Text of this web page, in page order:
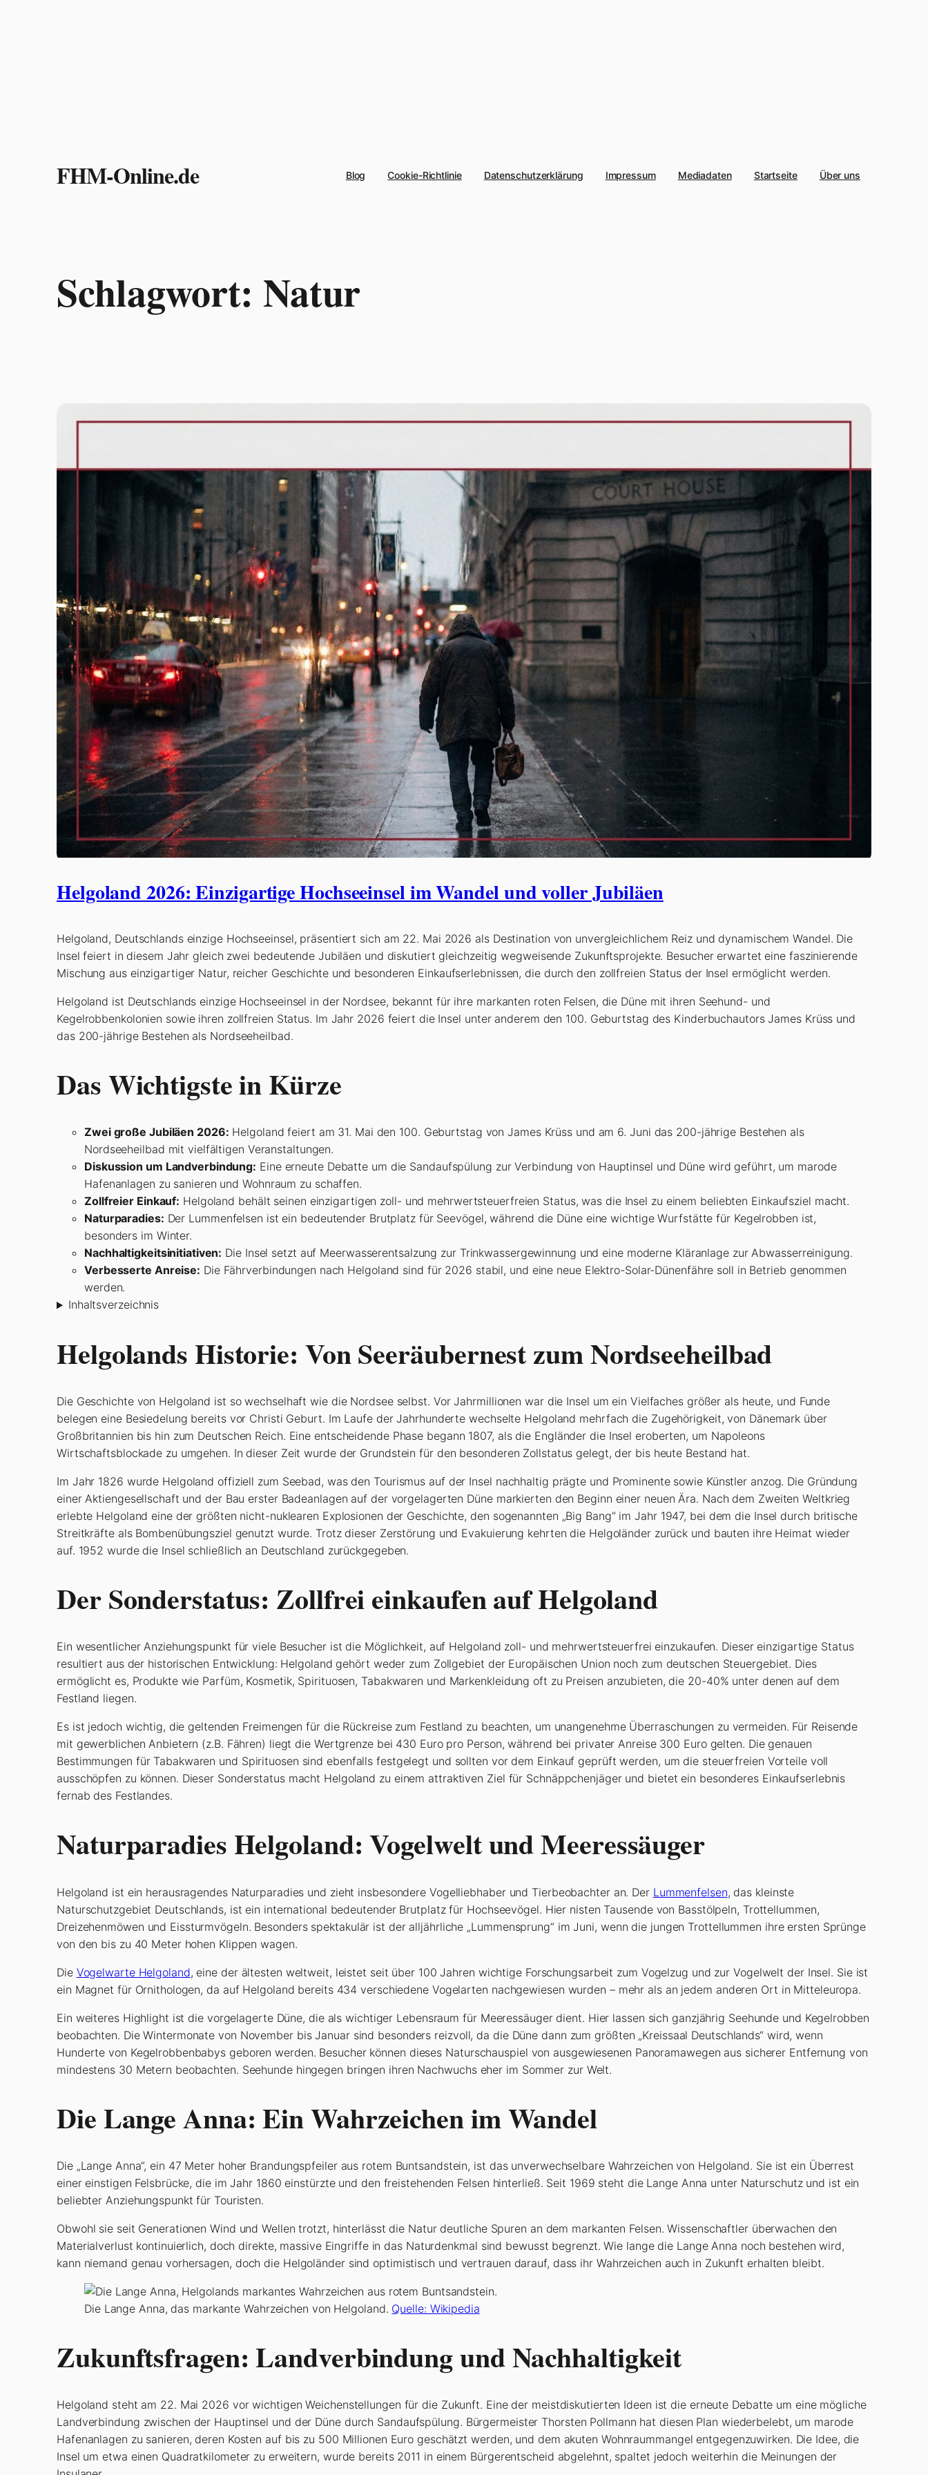
springenFHM-Online.de Blog Cookie-Richtlinie Datenschutzerklärung Impressum Mediadaten Startseite Über uns
Schlagwort: Natur
Helgoland 2026: Einzigartige Hochseeinsel im Wandel und voller Jubiläen
Helgoland, Deutschlands einzige Hochseeinsel, präsentiert sich am 22. Mai 2026 als Destination von unvergleichlichem Reiz und dynamischem Wandel. Die
Insel feiert in diesem Jahr gleich zwei bedeutende Jubiläen und diskutiert gleichzeitig wegweisende Zukunftsprojekte. Besucher erwartet eine faszinierende
Mischung aus einzigartiger Natur, reicher Geschichte und besonderen Einkaufserlebnissen, die durch den zollfreien Status der Insel ermöglicht werden.
Helgoland ist Deutschlands einzige Hochseeinsel in der Nordsee, bekannt für ihre markanten roten Felsen, die Düne mit ihren Seehund- und
Kegelrobbenkolonien sowie ihren zollfreien Status. Im Jahr 2026 feiert die Insel unter anderem den 100. Geburtstag des Kinderbuchautors James Krüss und
das 200-jährige Bestehen als Nordseeheilbad.
Das Wichtigste in Kürze
Zwei große Jubiläen 2026: Helgoland feiert am 31. Mai den 100. Geburtstag von James Krüss und am 6. Juni das 200-jährige Bestehen als
Nordseeheilbad mit vielfältigen Veranstaltungen.
Diskussion um Landverbindung: Eine erneute Debatte um die Sandaufspülung zur Verbindung von Hauptinsel und Düne wird geführt, um marode
Hafenanlagen zu sanieren und Wohnraum zu schaffen.
Zollfreier Einkauf: Helgoland behält seinen einzigartigen zoll- und mehrwertsteuerfreien Status, was die Insel zu einem beliebten Einkaufsziel macht.
Naturparadies: Der Lummenfelsen ist ein bedeutender Brutplatz für Seevögel, während die Düne eine wichtige Wurfstätte für Kegelrobben ist,
besonders im Winter.
Nachhaltigkeitsinitiativen: Die Insel setzt auf Meerwasserentsalzung zur Trinkwassergewinnung und eine moderne Kläranlage zur Abwasserreinigung.
Verbesserte Anreise: Die Fährverbindungen nach Helgoland sind für 2026 stabil, und eine neue Elektro-Solar-Dünenfähre soll in Betrieb genommen
werden.
Inhaltsverzeichnis
Helgolands Historie: Von Seeräubernest zum Nordseeheilbad
Die Geschichte von Helgoland ist so wechselhaft wie die Nordsee selbst. Vor Jahrmillionen war die Insel um ein Vielfaches größer als heute, und Funde
belegen eine Besiedelung bereits vor Christi Geburt. Im Laufe der Jahrhunderte wechselte Helgoland mehrfach die Zugehörigkeit, von Dänemark über
Großbritannien bis hin zum Deutschen Reich. Eine entscheidende Phase begann 1807, als die Engländer die Insel eroberten, um Napoleons
Wirtschaftsblockade zu umgehen. In dieser Zeit wurde der Grundstein für den besonderen Zollstatus gelegt, der bis heute Bestand hat.
Im Jahr 1826 wurde Helgoland offiziell zum Seebad, was den Tourismus auf der Insel nachhaltig prägte und Prominente sowie Künstler anzog. Die Gründung
einer Aktiengesellschaft und der Bau erster Badeanlagen auf der vorgelagerten Düne markierten den Beginn einer neuen Ära. Nach dem Zweiten Weltkrieg
erlebte Helgoland eine der größten nicht-nuklearen Explosionen der Geschichte, den sogenannten „Big Bang“ im Jahr 1947, bei dem die Insel durch britische
Streitkräfte als Bombenübungsziel genutzt wurde. Trotz dieser Zerstörung und Evakuierung kehrten die Helgoländer zurück und bauten ihre Heimat wieder
auf. 1952 wurde die Insel schließlich an Deutschland zurückgegeben.
Der Sonderstatus: Zollfrei einkaufen auf Helgoland
Ein wesentlicher Anziehungspunkt für viele Besucher ist die Möglichkeit, auf Helgoland zoll- und mehrwertsteuerfrei einzukaufen. Dieser einzigartige Status
resultiert aus der historischen Entwicklung: Helgoland gehört weder zum Zollgebiet der Europäischen Union noch zum deutschen Steuergebiet. Dies
ermöglicht es, Produkte wie Parfüm, Kosmetik, Spirituosen, Tabakwaren und Markenkleidung oft zu Preisen anzubieten, die 20-40% unter denen auf dem
Festland liegen.
Es ist jedoch wichtig, die geltenden Freimengen für die Rückreise zum Festland zu beachten, um unangenehme Überraschungen zu vermeiden. Für Reisende
mit gewerblichen Anbietern (z.B. Fähren) liegt die Wertgrenze bei 430 Euro pro Person, während bei privater Anreise 300 Euro gelten. Die genauen
Bestimmungen für Tabakwaren und Spirituosen sind ebenfalls festgelegt und sollten vor dem Einkauf geprüft werden, um die steuerfreien Vorteile voll
ausschöpfen zu können. Dieser Sonderstatus macht Helgoland zu einem attraktiven Ziel für Schnäppchenjäger und bietet ein besonderes Einkaufserlebnis
fernab des Festlandes.
Naturparadies Helgoland: Vogelwelt und Meeressäuger
Helgoland ist ein herausragendes Naturparadies und zieht insbesondere Vogelliebhaber und Tierbeobachter an. Der Lummenfelsen, das kleinste
Naturschutzgebiet Deutschlands, ist ein international bedeutender Brutplatz für Hochseevögel. Hier nisten Tausende von Basstölpeln, Trottellummen,
Dreizehenmöwen und Eissturmvögeln. Besonders spektakulär ist der alljährliche „Lummensprung“ im Juni, wenn die jungen Trottellummen ihre ersten Sprünge
von den bis zu 40 Meter hohen Klippen wagen.
Die Vogelwarte Helgoland, eine der ältesten weltweit, leistet seit über 100 Jahren wichtige Forschungsarbeit zum Vogelzug und zur Vogelwelt der Insel. Sie ist
ein Magnet für Ornithologen, da auf Helgoland bereits 434 verschiedene Vogelarten nachgewiesen wurden – mehr als an jedem anderen Ort in Mitteleuropa.
Ein weiteres Highlight ist die vorgelagerte Düne, die als wichtiger Lebensraum für Meeressäuger dient. Hier lassen sich ganzjährig Seehunde und Kegelrobben
beobachten. Die Wintermonate von November bis Januar sind besonders reizvoll, da die Düne dann zum größten „Kreissaal Deutschlands“ wird, wenn
Hunderte von Kegelrobbenbabys geboren werden. Besucher können dieses Naturschauspiel von ausgewiesenen Panoramawegen aus sicherer Entfernung von
mindestens 30 Metern beobachten. Seehunde hingegen bringen ihren Nachwuchs eher im Sommer zur Welt.
Die Lange Anna: Ein Wahrzeichen im Wandel
Die „Lange Anna“, ein 47 Meter hoher Brandungspfeiler aus rotem Buntsandstein, ist das unverwechselbare Wahrzeichen von Helgoland. Sie ist ein Überrest
einer einstigen Felsbrücke, die im Jahr 1860 einstürzte und den freistehenden Felsen hinterließ. Seit 1969 steht die Lange Anna unter Naturschutz und ist ein
beliebter Anziehungspunkt für Touristen.
Obwohl sie seit Generationen Wind und Wellen trotzt, hinterlässt die Natur deutliche Spuren an dem markanten Felsen. Wissenschaftler überwachen den
Materialverlust kontinuierlich, doch direkte, massive Eingriffe in das Naturdenkmal sind bewusst begrenzt. Wie lange die Lange Anna noch bestehen wird,
kann niemand genau vorhersagen, doch die Helgoländer sind optimistisch und vertrauen darauf, dass ihr Wahrzeichen auch in Zukunft erhalten bleibt.
Die Lange Anna, das markante Wahrzeichen von Helgoland. Quelle: Wikipedia
Zukunftsfragen: Landverbindung und Nachhaltigkeit
Helgoland steht am 22. Mai 2026 vor wichtigen Weichenstellungen für die Zukunft. Eine der meistdiskutierten Ideen ist die erneute Debatte um eine mögliche
Landverbindung zwischen der Hauptinsel und der Düne durch Sandaufspülung. Bürgermeister Thorsten Pollmann hat diesen Plan wiederbelebt, um marode
Hafenanlagen zu sanieren, deren Kosten auf bis zu 500 Millionen Euro geschätzt werden, und dem akuten Wohnraummangel entgegenzuwirken. Die Idee, die
Insel um etwa einen Quadratkilometer zu erweitern, wurde bereits 2011 in einem Bürgerentscheid abgelehnt, spaltet jedoch weiterhin die Meinungen der